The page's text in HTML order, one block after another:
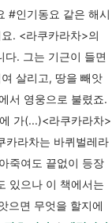
#인기동요 같은 해시
. <라쿠카라차>의
다. 그는 기근이 들면
살리고, 땅을 빼앗
서 영웅으로 불렸죠.
가(...)<라쿠카라차>
카라차는 바퀴벌레라
죽여도 끝없이 등장
있으나 이 책에서는
으면 무엇을 할지에